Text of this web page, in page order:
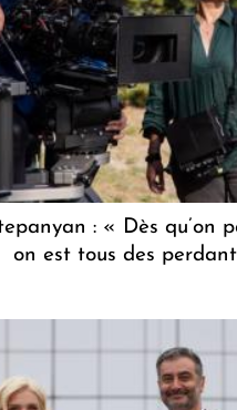
: « Dès qu’on
on est tous des